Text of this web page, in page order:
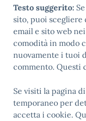
Testo suggerito:
sito, puoi scegliere
email e sito web
comodità in modo
nuovamente i tuoi
commento. Questi
Se visiti la pagina
temporaneo per
accetta i cookie.